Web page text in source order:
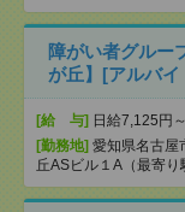
障がい者グルー
が丘】[アルバイ
[給 与] 日給7,125円
[勤務地] 愛知県名古屋
丘ASビル１A（最寄り